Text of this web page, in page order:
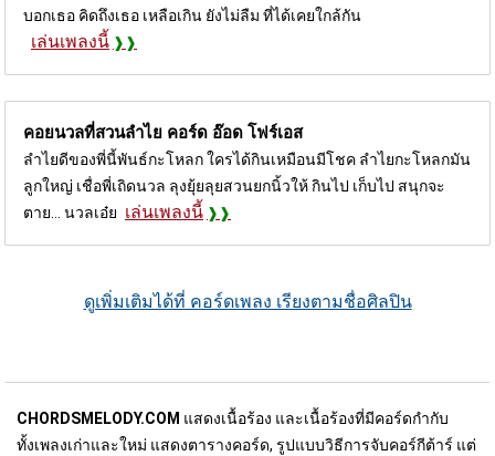
บอกเธอ คิดถึงเธอ เหลือเกิน ยังไม่ลืม ที่ได้เคยใกล้กัน
เล่นเพลงนี้
คอยนวลที่สวนลำไย คอร์ด อ๊อด โฟร์เอส
ลำไยดีของพี่นี้พันธ์กะโหลก ใครได้กินเหมือนมีโชค ลำไยกะโหลกมัน
ลูกใหญ่ เชื่อพี่เถิดนวล ลุงยุ้ยลุยสวนยกนิ้วให้ กินไป เก็บไป สนุกจะ
ตาย... นวลเอ๋ย เล่นเพลงนี้
ดูเพิ่มเติมได้ที่ คอร์ดเพลง เรียงตามชื่อศิลปิน
CHORDSMELODY.COM แสดงเนื้อร้อง และเนื้อร้องที่มีคอร์ดกำกับ
ทั้งเพลงเก่าและใหม่ แสดงตารางคอร์ด, รูปแบบวิธีการจับคอร์กีต้าร์ แต่